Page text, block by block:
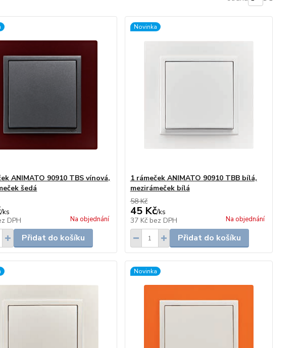
ANIMATO 90910 TBS vínová,
šedá
/ks
DPH Na objednání
Přidat do košíku
Novinka
1 rámeček ANIMATO 90910 TBB bílá,
mezirámeček bílá
58 Kč
45 Kč/ks
37 Kč bez DPH Na objednání
Přidat do košíku
Novinka